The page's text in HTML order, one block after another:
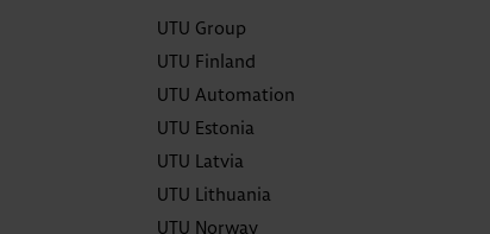
UTU Group
UTU Finland
UTU Automation
UTU Estonia
UTU Latvia
UTU Lithuania
UTU Norway